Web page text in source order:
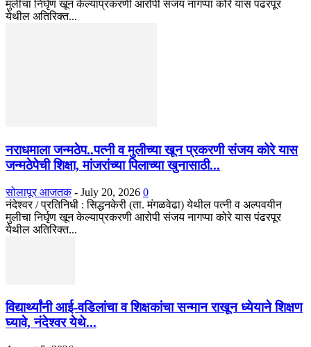
मुलीचा निर्घृण खून केल्याप्रकरणी आरोपी संजय नागप्पा कोरे यास पंढरपूर
येथील अतिरिक्त...
नराधमाला जन्मठेप..पत्नी व मुलीच्या खून प्रकरणी संजय कोरे यास
जन्मठेपेची शिक्षा, मांजरांच्या पिलाच्या खुनासाठी...
सोलापूर आजतक - July 20, 2026 0
नंदेश्वर / प्रतिनिधी : सिद्धनकेरी (ता. मंगळवेढा) येथील पत्नी व अल्पवयीन
मुलीचा निर्घृण खून केल्याप्रकरणी आरोपी संजय नागप्पा कोरे यास पंढरपूर
येथील अतिरिक्त...
विद्यार्थ्यांनी आई-वडिलांचा व शिक्षकांचा सन्मान राखून ध्येयाने शिक्षण
घ्यावे, नंदेश्वर येथे...